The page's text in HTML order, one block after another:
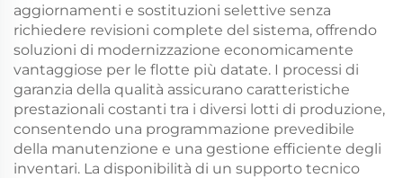
aggiornamenti e sostituzioni selettive senza
richiedere revisioni complete del sistema, offrendo
soluzioni di modernizzazione economicamente
vantaggiose per le flotte più datate. I processi di
garanzia della qualità assicurano caratteristiche
prestazionali costanti tra i diversi lotti di produzione,
consentendo una programmazione prevedibile
della manutenzione e una gestione efficiente degli
inventari. La disponibilità di un supporto tecnico